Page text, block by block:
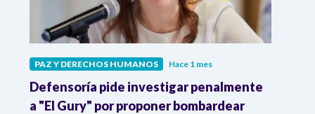
PAZ Y DERECHOS HUMANOS Hace 1 mes
Defensoría pide investigar penalmente
a "El Gury" por proponer bombardear